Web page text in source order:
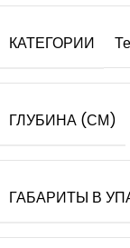
КАТЕГОРИИ
ГЛУБИНА (СМ)
ГАБАРИТЫ В